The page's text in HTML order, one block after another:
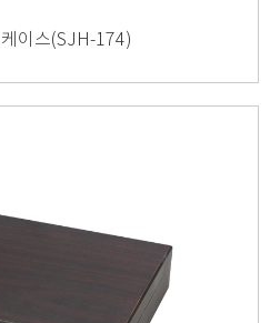
이스(SJH-174)